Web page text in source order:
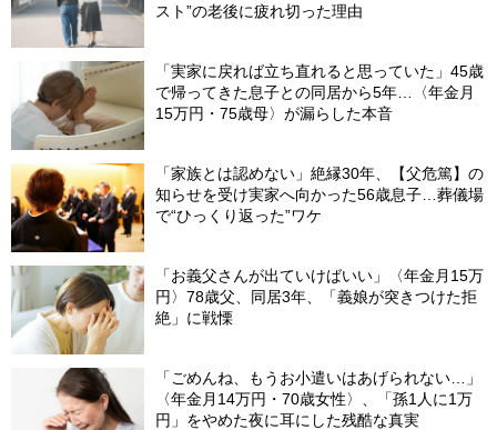
スト”の老後に疲れ切った理由
「実家に戻れば立ち直れると思っていた」45歳
で帰ってきた息子との同居から5年…〈年金月
15万円・75歳母〉が漏らした本音
「家族とは認めない」絶縁30年、【父危篤】の
知らせを受け実家へ向かった56歳息子…葬儀場
で“ひっくり返った”ワケ
「お義父さんが出ていけばいい」〈年金月15万
円〉78歳父、同居3年、「義娘が突きつけた拒
絶」に戦慄
「ごめんね、もうお小遣いはあげられない…」
〈年金月14万円・70歳女性〉、「孫1人に1万
円」をやめた夜に耳にした残酷な真実